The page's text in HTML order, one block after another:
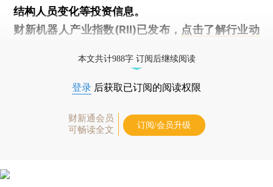
结构人员变化等投资信息。
财新机器人产业指数(RII)已发布， 点击了解行业动
本文共计988字 订阅后继续阅读
登录 后获取已订阅的阅读权限
财新通会员
可畅读全文
订阅/会员升级